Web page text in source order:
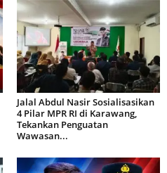
Jalal Abdul Nasir Sosialisasikan
4 Pilar MPR RI di Karawang,
Tekankan Penguatan
Wawasan...